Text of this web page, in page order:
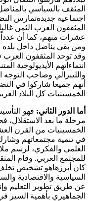
المثقف بالسياسي
اجتماعية جديدةتمارس
المثقفون العرب الثمن
عشرات منهم‏،‏ كما أن عدداً
ومن بقي يناضل داخل
وقد توحد المثقفون
انتماءاتهم الأيديولوجية
والليبرالي وصاحب التوجه
أنهم جميعا شاركوا في
الخمسينيات كل البلاد
أما الدور الثاني: فهو
مرحلة ما بعد
الخمسينيات من القرن
في تنمية مجتمعاتهم‏‏
العلمي والفكري‏، لرسم
للمجتمع العربي‏.‏ وقام
كان أبرزهاهو تشخيص
السياسية والاقتصادية
عن طريق تطوير التعليم‏‏
الجماهيري بأهمية السير